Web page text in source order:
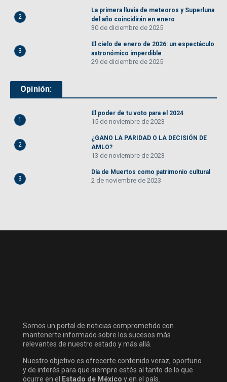
2
La primera lluvia de meteoros y Superluna
del año coincidirán en enero
30 de diciembre de 2025
3
El cielo de enero de 2026: un espectáculo
astronómico imperdible
29 de diciembre de 2025
Opinión:
1
El poder de tu voto para el 2024
15 de noviembre de 2023
2
¿GANO LA PARIDAD O LA DECISIÓN DE
AMLO?
13 de noviembre de 2023
3
Día de Muertos como patrimonio cultural
2 de noviembre de 2023
Somos un portal de noticias comprometido con
mantenerte informado sobre los sucesos más
relevantes de nuestro estado y más allá.
Nuestro objetivo es ofrecerte contenido veraz, oportuno
y de interés para que siempre estés al tanto de lo que
ocurre en el
Estado de México y en el país.